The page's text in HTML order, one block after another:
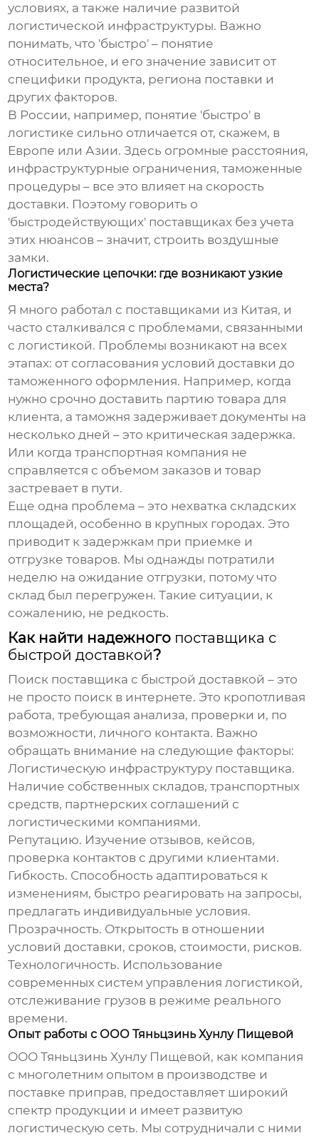
условиях, а также наличие развитой
логистической инфраструктуры. Важно
понимать, что 'быстро' – понятие
относительное, и его значение зависит от
специфики продукта, региона поставки и
других факторов.
В России, например, понятие 'быстро' в
логистике сильно отличается от, скажем, в
Европе или Азии. Здесь огромные расстояния,
инфраструктурные ограничения, таможенные
процедуры – все это влияет на скорость
доставки. Поэтому говорить о
'быстродействующих' поставщиках без учета
этих нюансов – значит, строить воздушные
замки.
Логистические цепочки: где возникают узкие
места?
Я много работал с поставщиками из Китая, и
часто сталкивался с проблемами, связанными
с логистикой. Проблемы возникают на всех
этапах: от согласования условий доставки до
таможенного оформления. Например, когда
нужно срочно доставить партию товара для
клиента, а таможня задерживает документы на
несколько дней – это критическая задержка.
Или когда транспортная компания не
справляется с объемом заказов и товар
застревает в пути.
Еще одна проблема – это нехватка складских
площадей, особенно в крупных городах. Это
приводит к задержкам при приемке и
отгрузке товаров. Мы однажды потратили
неделю на ожидание отгрузки, потому что
склад был перегружен. Такие ситуации, к
сожалению, не редкость.
Как найти надежного поставщика с
быстрой доставкой?
Поиск поставщика с быстрой доставкой – это
не просто поиск в интернете. Это кропотливая
работа, требующая анализа, проверки и, по
возможности, личного контакта. Важно
обращать внимание на следующие факторы:
Логистическую инфраструктуру поставщика.
Наличие собственных складов, транспортных
средств, партнерских соглашений с
логистическими компаниями.
Репутацию. Изучение отзывов, кейсов,
проверка контактов с другими клиентами.
Гибкость. Способность адаптироваться к
изменениям, быстро реагировать на запросы,
предлагать индивидуальные условия.
Прозрачность. Открытость в отношении
условий доставки, сроков, стоимости, рисков.
Технологичность. Использование
современных систем управления логистикой,
отслеживание грузов в режиме реального
времени.
Опыт работы с ООО Тяньцзинь Хунлу Пищевой
ООО Тяньцзинь Хунлу Пищевой, как компания
с многолетним опытом в производстве и
поставке приправ, предоставляет широкий
спектр продукции и имеет развитую
логистическую сеть. Мы сотрудничали с ними